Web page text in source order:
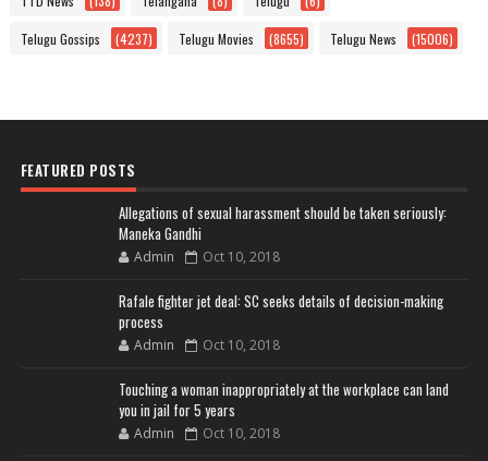
Telugu Gossips (4237) Telugu Movies (8655) Telugu News (15006)
FEATURED POSTS
Allegations of sexual harassment should be taken seriously:
Maneka Gandhi
Admin Oct 10, 2018
Rafale fighter jet deal: SC seeks details of decision-making
process
Admin Oct 10, 2018
Touching a woman inappropriately at the workplace can land
you in jail for 5 years
Admin Oct 10, 2018